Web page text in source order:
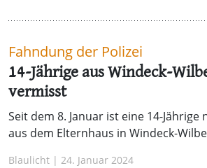
Fahndung der Polizei
14-Jährige aus Windeck-
vermisst
Seit dem 8. Januar ist eine 14-
aus dem Elternhaus in Windeck-
Blaulicht | 24. Januar 2024